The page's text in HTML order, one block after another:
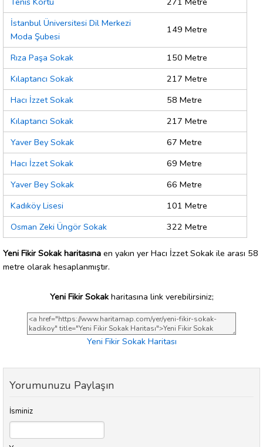
İstanbul Üniversitesi Dil Merkezi
Moda Şubesi
149 Metre
Rıza Paşa Sokak
150 Metre
Kılaptancı Sokak
217 Metre
Hacı İzzet Sokak
58 Metre
Kılaptancı Sokak
217 Metre
Yaver Bey Sokak
67 Metre
Hacı İzzet Sokak
69 Metre
Yaver Bey Sokak
66 Metre
Kadıköy Lisesi
101 Metre
Osman Zeki Üngör Sokak
322 Metre
Yeni Fikir Sokak haritasına en yakın yer Hacı İzzet Sokak ile arası 58
metre olarak hesaplanmıştır.
Yeni Fikir Sokakharitasına link verebilirsiniz;
Yeni Fikir Sokak Haritası
Yorumunuzu Paylaşın
İsminiz